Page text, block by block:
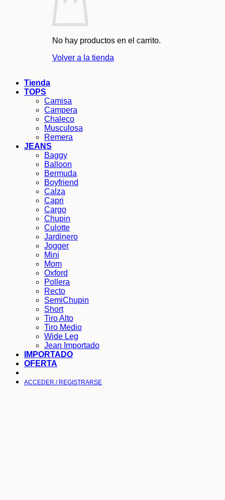
No hay productos en el carrito.
Volver a la tienda
Tienda
TOPS
Camisa
Campera
Chaleco
Musculosa
Remera
JEANS
Baggy
Balloon
Bermuda
Boyfriend
Calza
Capri
Cargo
Chupin
Culotte
Jardinero
Jogger
Mini
Mom
Oxford
Pollera
Recto
SemiChupin
Short
Tiro Alto
Tiro Medio
Wide Leg
Jean Importado
IMPORTADO
OFERTA
ACCEDER / REGISTRARSE